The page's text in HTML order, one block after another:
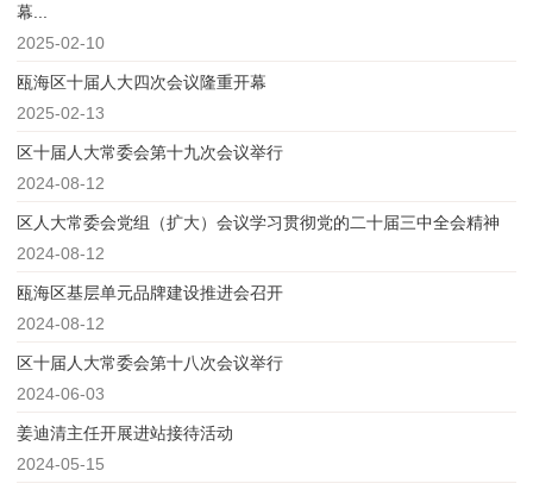
幕...
2025-02-10
瓯海区十届人大四次会议隆重开幕
2025-02-13
区十届人大常委会第十九次会议举行
2024-08-12
区人大常委会党组（扩大）会议学习贯彻党的二十届三中全会精神
2024-08-12
瓯海区基层单元品牌建设推进会召开
2024-08-12
区十届人大常委会第十八次会议举行
2024-06-03
姜迪清主任开展进站接待活动
2024-05-15